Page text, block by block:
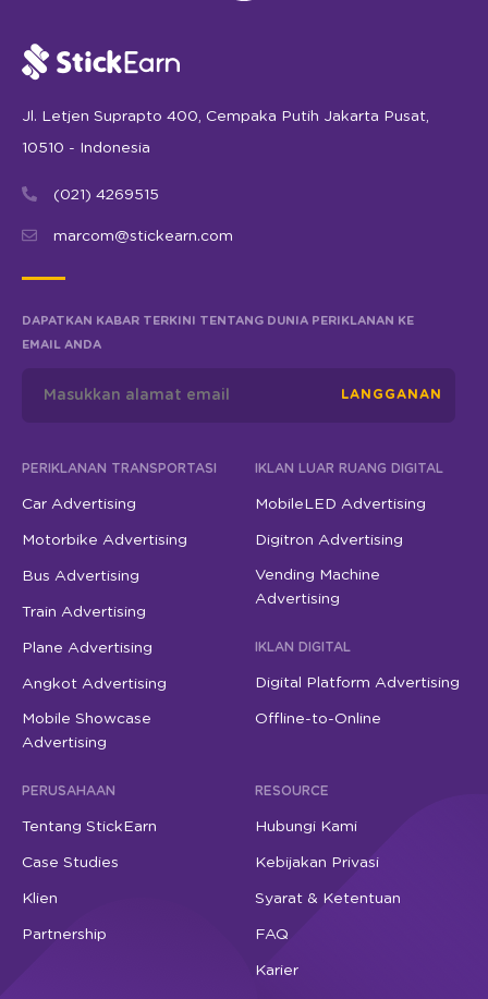
Jl. Letjen Suprapto 400, Cempaka Putih Jakarta Pusat,
10510 - Indonesia
(021) 4269515
marcom@stickearn.com
DAPATKAN KABAR TERKINI TENTANG DUNIA PERIKLANAN KE
EMAIL ANDA
LANGGANAN
PERIKLANAN TRANSPORTASI
Car Advertising
Motorbike Advertising
Bus Advertising
Train Advertising
Plane Advertising
Angkot Advertising
Mobile Showcase
Advertising
IKLAN LUAR RUANG DIGITAL
MobileLED Advertising
Digitron Advertising
Vending Machine
Advertising
IKLAN DIGITAL
Digital Platform Advertising
Offline-to-Online
PERUSAHAAN
Tentang StickEarn
Case Studies
Klien
Partnership
RESOURCE
Hubungi Kami
Kebijakan Privasi
Syarat & Ketentuan
FAQ
Karier